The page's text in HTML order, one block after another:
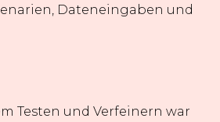
Dateneingaben und
Testen und Verfeinern war